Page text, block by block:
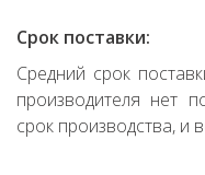
Срок поставки:
Средний срок
производителя нет
срок производства, и